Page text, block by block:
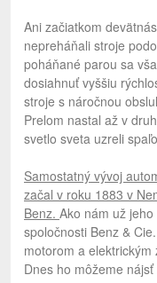
Ani začiatkom
nepreháňali stroje
poháňané parou sa
dosiahnuť vyššiu
stroje s náročnou
Prelom nastal až v
svetlo sveta uzreli
Samostatný vývoj
začal v roku 1883 v
Benz. Ako nám už
spoločnosti Benz &
motorom a
Dnes ho môžeme